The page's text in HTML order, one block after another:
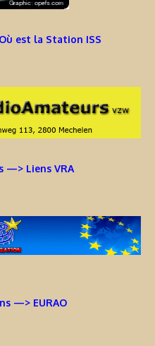
est la Station ISS
—> Liens VRA
—> EURAO